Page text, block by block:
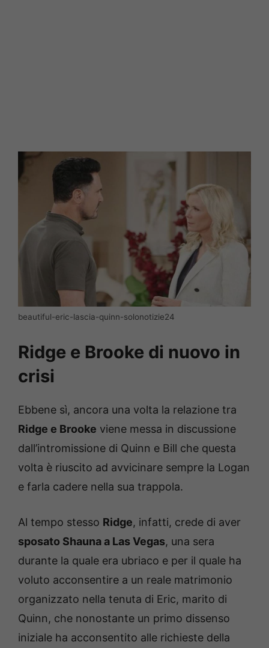
beautiful-eric-lascia-quinn-solonotizie24
Ridge e Brooke di nuovo in
crisi
Ebbene sì, ancora una volta la relazione tra
Ridge e Brooke viene messa in discussione
dall’intromissione di Quinn e Bill che questa
volta è riuscito ad avvicinare sempre la Logan
e farla cadere nella sua trappola.
Al tempo stesso Ridge, infatti, crede di aver
sposato Shauna a Las Vegas, una sera
durante la quale era ubriaco e per il quale ha
voluto acconsentire a un reale matrimonio
organizzato nella tenuta di Eric, marito di
Quinn, che nonostante un primo dissenso
iniziale ha acconsentito alle richieste della